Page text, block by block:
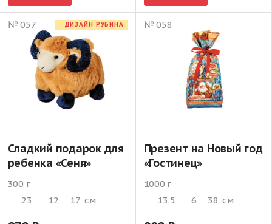
№ 057 ДИЗАЙН РУБИНА
Сладкий подарок для
ребенка «Сеня»
300 г
23
12 17 см
№ 058
Презент на Новый год
«Гостинец»
1000 г
13.5
6 38 см